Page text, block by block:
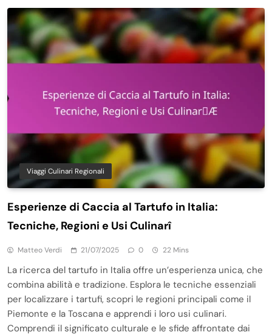
Viaggi Culinari Regionali
Esperienze di Caccia al Tartufo in Italia:
Tecniche, Regioni e Usi Culinarî
Matteo Verdi 21/07/2025 0 22 Mins
La ricerca del tartufo in Italia offre un’esperienza unica, che
combina abilità e tradizione. Esplora le tecniche essenziali
per localizzare i tartufi, scopri le regioni principali come il
Piemonte e la Toscana e apprendi i loro usi culinari.
Comprendi il significato culturale e le sfide affrontate dai